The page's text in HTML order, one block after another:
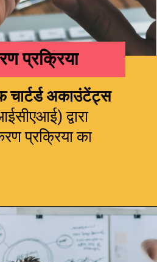
प्रक्रिया
अकाउंटेंट्स
द्वारा
प्रक्रिया का